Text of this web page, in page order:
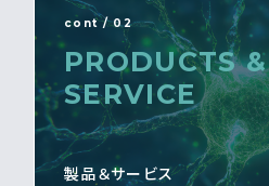
cont / 02
PRODUCTS &
SERVICE
製品＆サービス